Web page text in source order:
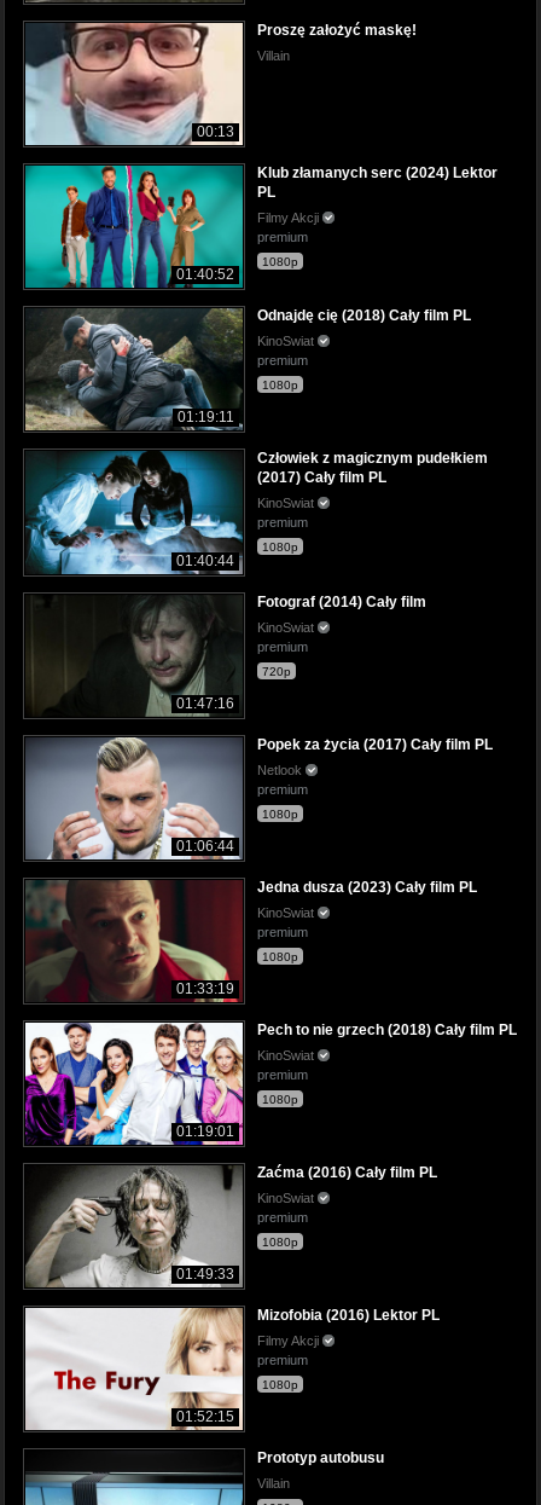
00:13
Proszę założyć maskę!
Villain
01:40:52
Klub złamanych serc (2024) Lektor
PL
Filmy Akcji
premium
1080p
01:19:11
Odnajdę cię (2018) Cały film PL
KinoSwiat
premium
1080p
01:40:44
Człowiek z magicznym pudełkiem
(2017) Cały film PL
KinoSwiat
premium
1080p
01:47:16
Fotograf (2014) Cały film
KinoSwiat
premium
720p
01:06:44
Popek za życia (2017) Cały film PL
Netlook
premium
1080p
01:33:19
Jedna dusza (2023) Cały film PL
KinoSwiat
premium
1080p
01:19:01
Pech to nie grzech (2018) Cały film PL
KinoSwiat
premium
1080p
01:49:33
Zaćma (2016) Cały film PL
KinoSwiat
premium
1080p
01:52:15
Mizofobia (2016) Lektor PL
Filmy Akcji
premium
1080p
Prototyp autobusu
Villain